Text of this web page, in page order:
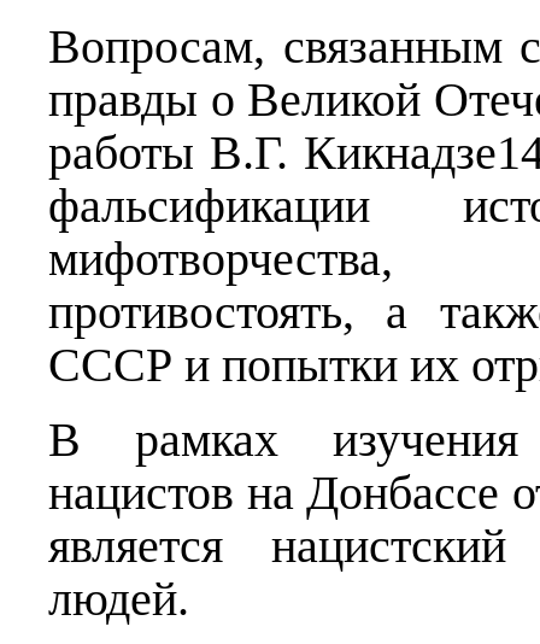
Вопросам, связанным
правды о Великой
работы В.Г.
фальсификации
противостоять, а
СССР и попытки их
В рамках изучения
нацистов на Донбассе
является
людей.